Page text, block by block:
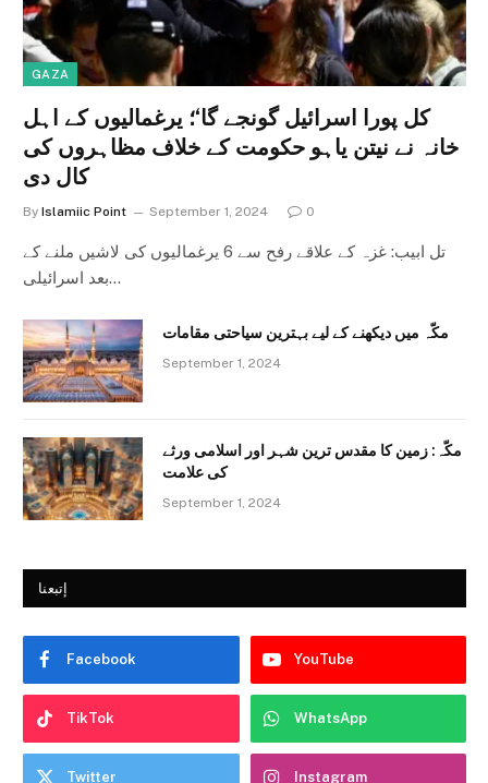
GAZA
کل پورا اسرائیل گونجے گا‘؛ یرغمالیوں کے اہل
خانہ نے نیتن یاہو حکومت کے خلاف مظاہروں کی
کال دی
By Islamiic Point September 1, 2024 0
تل ابیب: غزہ کے علاقے رفح سے 6 یرغمالیوں کی لاشیں ملنے کے
بعد اسرائیلی…
مکّہ میں دیکھنے کے لیے بہترین سیاحتی مقامات
September 1, 2024
مکّہ: زمین کا مقدس ترین شہر اور اسلامی ورثے
کی علامت
September 1, 2024
إتبعنا
Facebook YouTube
TikTok WhatsApp
Twitter Instagram